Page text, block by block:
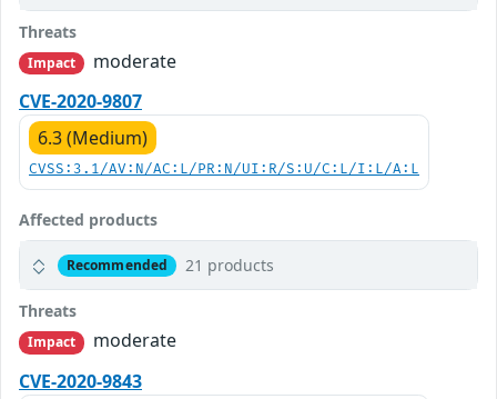
Threats
Impact
moderate
CVE-2020-9807
6.3 (Medium)
CVSS:3.1/AV:N/AC:L/PR:N/UI:R/S:U/C:L/I:L/A:L
Affected products
Recommended 21 products
Threats
Impact
moderate
CVE-2020-9843